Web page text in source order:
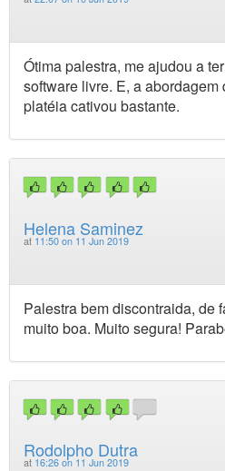
Ótima palestra, me ajudou a
software livre. E, a
platéia cativou bastante.
Helena Saminez
at 11:50 on 11 Jun 2019
Palestra bem discontraida, de
muito boa. Muito segura!
Rodolpho Dutra
at 16:26 on 11 Jun 2019